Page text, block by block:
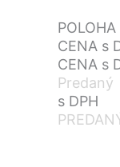
POLOHA
CENA s
CENA s
Predaný
s DPH